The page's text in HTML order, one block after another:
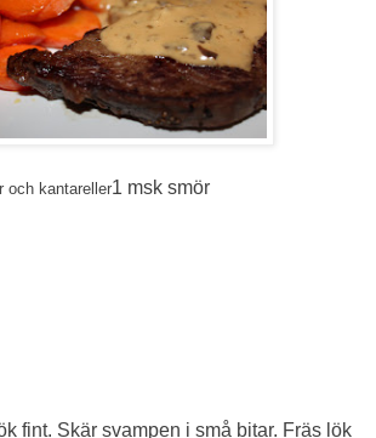
och kantareller1 msk smör
fint. Skär svampen i små bitar. Fräs lök